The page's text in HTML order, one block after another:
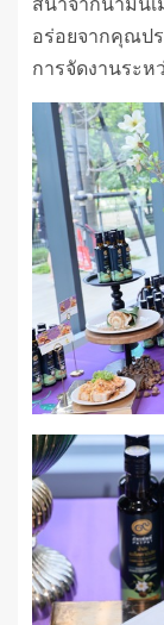
อร่อยจากคุณป
การจัดงานระห